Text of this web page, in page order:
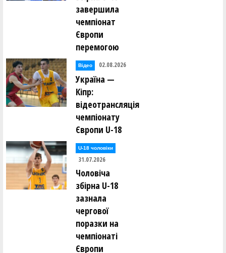
завершила
чемпіонат
Європи
перемогою
Відео 02.08.2026
Україна —
Кіпр:
відеотрансляція
чемпіонату
Європи U-18
U-18 чоловіки
31.07.2026
Чоловіча
збірна U-18
зазнала
чергової
поразки на
чемпіонаті
Європи